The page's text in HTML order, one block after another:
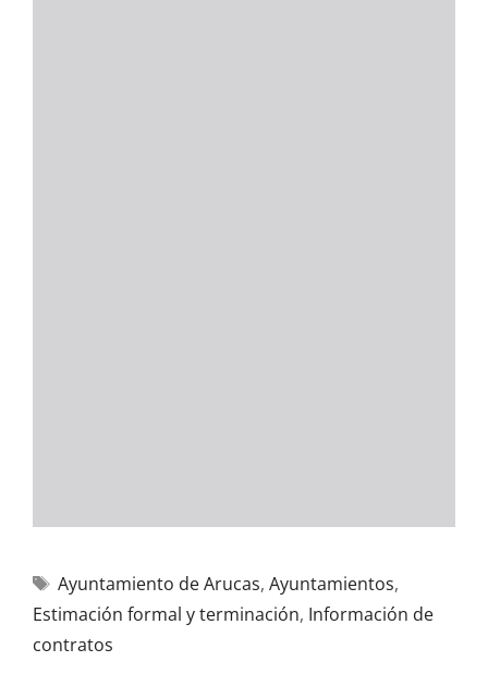
Ayuntamiento de Arucas, Ayuntamientos,
Estimación formal y terminación, Información de
contratos